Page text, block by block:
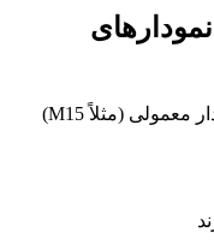
اگر اندیکاتور BarDuration را روی یک نمودار معمولی (مثلاً M15)